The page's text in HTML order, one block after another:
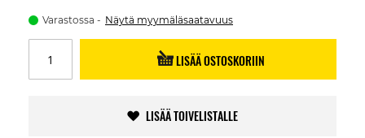
Varastossa Näytä myymäläsaatavuus
LISÄÄ OSTOSKORIIN
LISÄÄ TOIVELISTALLE